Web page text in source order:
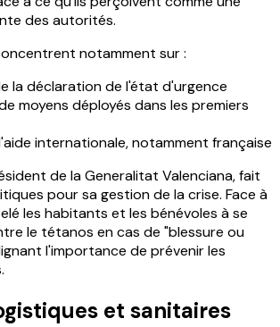
des autorités.
notamment sur :
la déclaration de l'état d'urgence
moyens déployés dans les premiers
internationale, notamment française
de la Generalitat Valenciana, fait
pour sa gestion de la crise. Face à
les habitants et les bénévoles à se
le tétanos en cas de "blessure ou
l'importance de prévenir les
et sanitaires